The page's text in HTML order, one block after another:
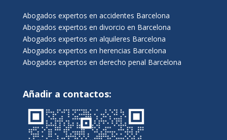
Abogados expertos en accidentes Barcelona
Abogados expertos en divorcio en Barcelona
Abogados expertos en alquileres Barcelona
Abogados expertos en herencias Barcelona
Abogados expertos en derecho penal Barcelona
Añadir a contactos: